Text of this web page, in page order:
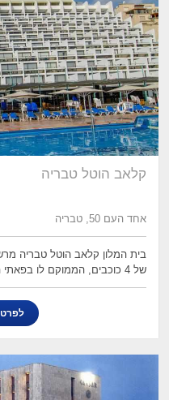
קלאב הוטל טבריה
אחד העם 50, טבריה
בית המלון קלאב הוטל טבריה
של 4 כוכבים, הממוקם לו בפאתי העיר טברי